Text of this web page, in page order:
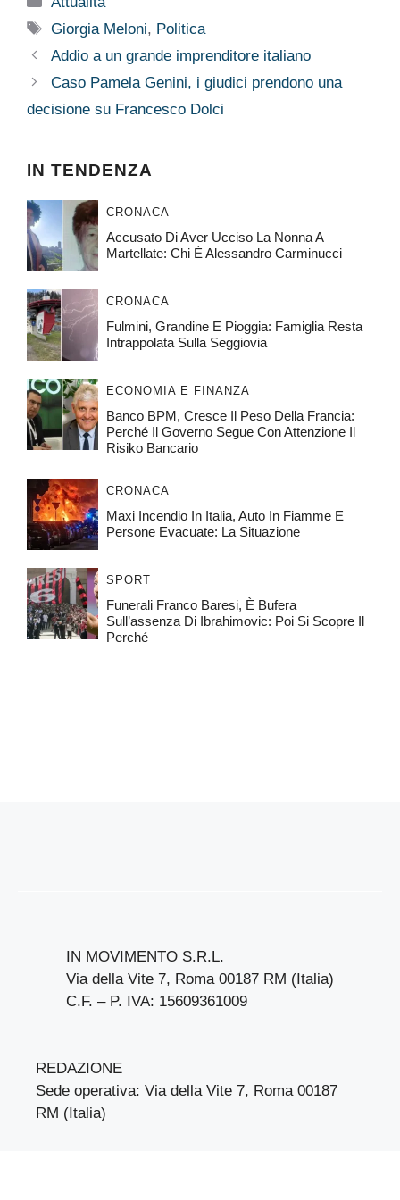
Tag
Giorgia Meloni, Politica
Addio a un grande imprenditore italiano
Caso Pamela Genini, i giudici prendono una
decisione su Francesco Dolci
IN TENDENZA
CRONACA
Accusato Di Aver Ucciso La Nonna A
Martellate: Chi È Alessandro Carminucci
CRONACA
Fulmini, Grandine E Pioggia: Famiglia Resta
Intrappolata Sulla Seggiovia
ECONOMIA E FINANZA
Banco BPM, Cresce Il Peso Della Francia:
Perché Il Governo Segue Con Attenzione Il
Risiko Bancario
CRONACA
Maxi Incendio In Italia, Auto In Fiamme E
Persone Evacuate: La Situazione
SPORT
Funerali Franco Baresi, È Bufera
Sull’assenza Di Ibrahimovic: Poi Si Scopre Il
Perché
IN MOVIMENTO S.R.L.
Via della Vite 7, Roma 00187 RM (Italia)
C.F. – P. IVA: 15609361009
REDAZIONE
Sede operativa: Via della Vite 7, Roma 00187
RM (Italia)